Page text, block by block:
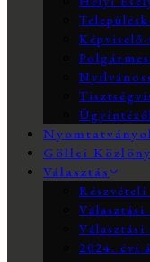
Göllei Közlöny
Választás
Választási
Választási
2024. évi